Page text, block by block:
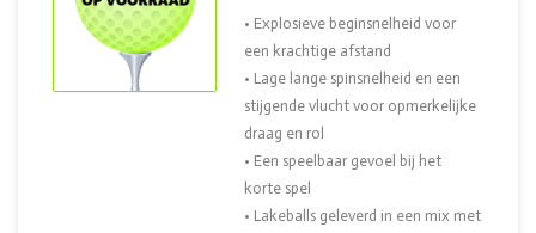
• Explosieve beginsnelheid voor
een krachtige afstand
• Lage lange spinsnelheid en een
stijgende vlucht voor opmerkelijke
draag en rol
• Een speelbaar gevoel bij het
korte spel
• Lakeballs geleverd in een mix met